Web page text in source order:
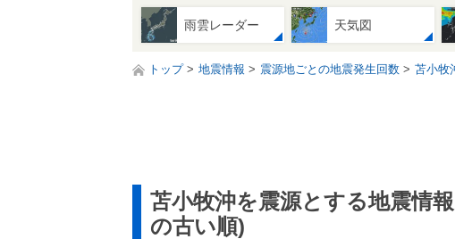
雨雲レーダー 天気図
トップ 地震情報 震源地ごとの地震発生回数 苫小牧
苫小牧沖を震源とする地震情報
の古い順)